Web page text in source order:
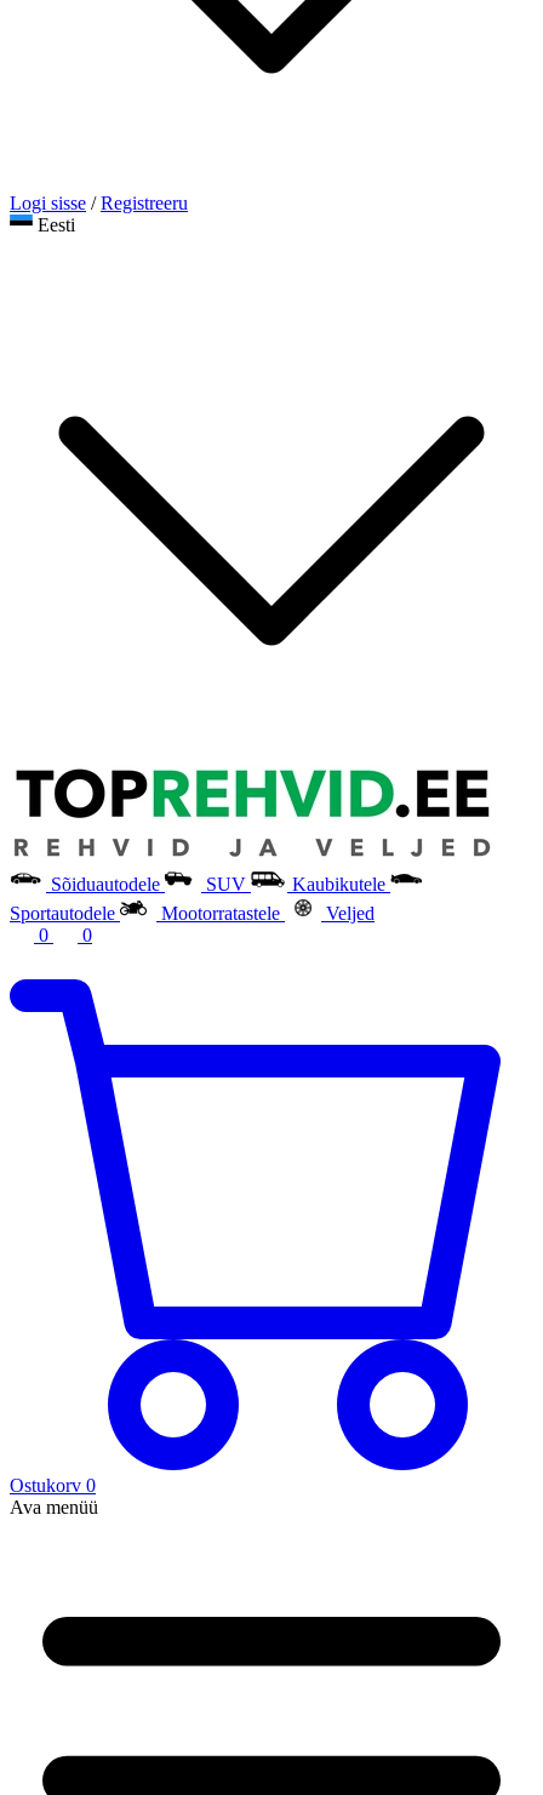
Logi sisse / Registreeru
Eesti
Sõiduautodele SUV
Kaubikutele
Sportautodele
Mootorratastele
Veljed
0
0
Ostukorv 0
Ava menüü